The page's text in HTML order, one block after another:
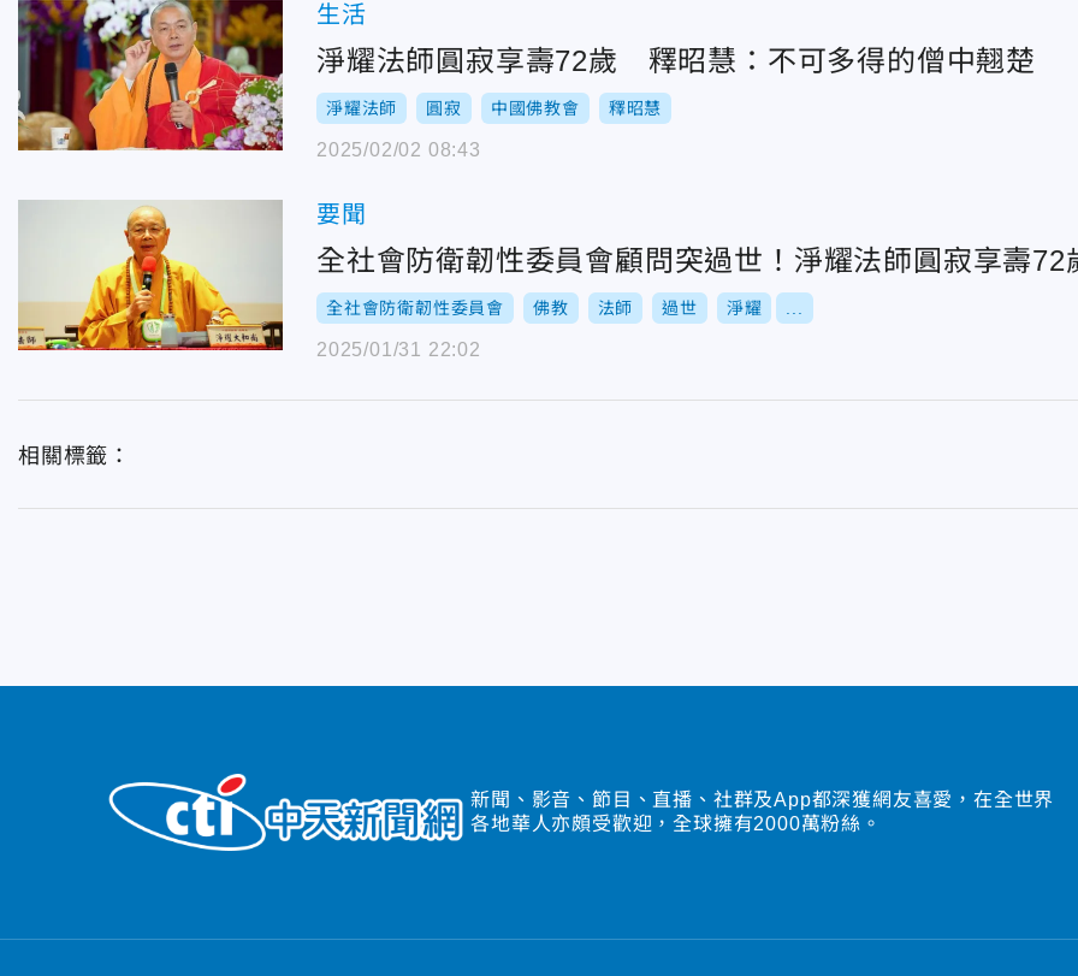
生活
淨耀法師圓寂享壽72歲 釋昭慧：不可多得的僧中翹楚
淨耀法師 圓寂 中國佛教會 釋昭慧
2025/02/02 08:43
要聞
全社會防衛韌性委員會顧問突過世！淨耀法師圓寂享壽72
全社會防衛韌性委員會 佛教 法師 過世 淨耀
2025/01/31 22:02
相關標籤：
新聞、影音、節目、直播、社群及App都深獲網友喜愛，在全世界
各地華人亦頗受歡迎，全球擁有2000萬粉絲。